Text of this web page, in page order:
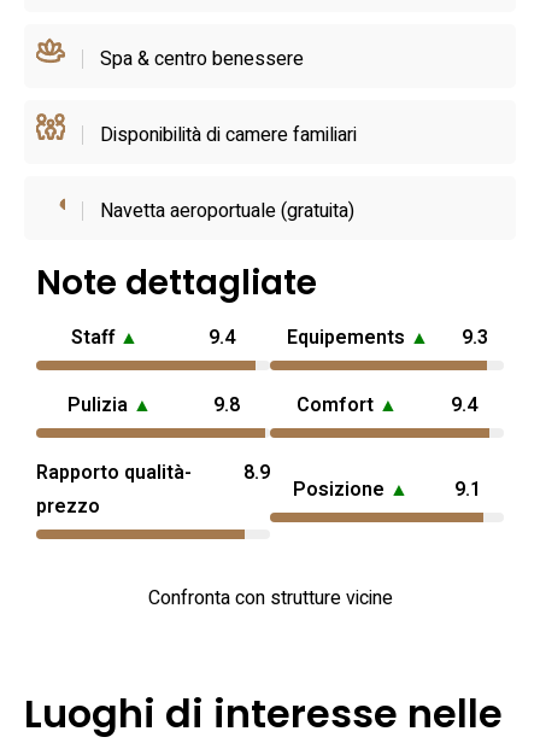
brevi soggiorni di coppia sia a chi desidera una base
tranquilla per esplorare la regione.
Spa & centro benessere
Disponibilità di camere familiari
Navetta aeroportuale (gratuita)
Note dettagliate
Staff ▲ 9.4 Equipements ▲ 9.3
Pulizia ▲ 9.8 Comfort ▲ 9.4
Rapporto qualità-
prezzo
8.9
Posizione ▲ 9.1
Confronta con strutture vicine
Luoghi di interesse nelle